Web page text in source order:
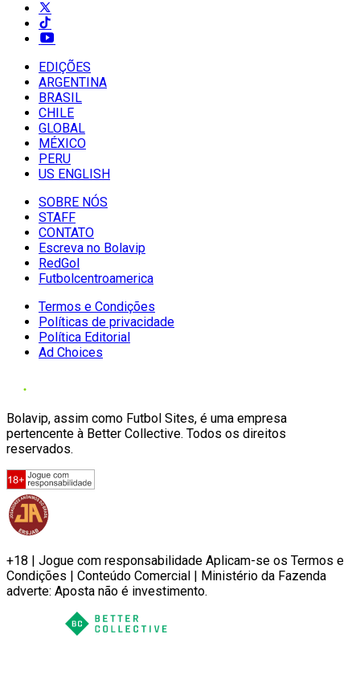
EDIÇÕES
ARGENTINA
BRASIL
CHILE
GLOBAL
MÉXICO
PERU
US ENGLISH
SOBRE NÓS
STAFF
CONTATO
Escreva no Bolavip
RedGol
Futbolcentroamerica
Termos e Condições
Políticas de privacidade
Política Editorial
Ad Choices
Bolavip, assim como Futbol Sites, é uma empresa
pertencente à Better Collective. Todos os direitos
reservados.
+18 | Jogue com responsabilidade Aplicam-se os Termos e
Condições | Conteúdo Comercial | Ministério da Fazenda
adverte: Aposta não é investimento.